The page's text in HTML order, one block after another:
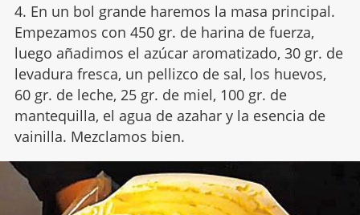
4. En un bol grande haremos la masa principal.
Empezamos con 450 gr. de harina de fuerza,
luego añadimos el azúcar aromatizado, 30 gr. de
levadura fresca, un pellizco de sal, los huevos,
60 gr. de leche, 25 gr. de miel, 100 gr. de
mantequilla, el agua de azahar y la esencia de
vainilla. Mezclamos bien.